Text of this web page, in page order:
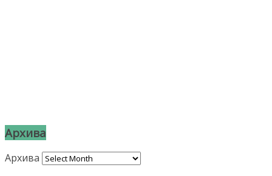
Архива
Архива